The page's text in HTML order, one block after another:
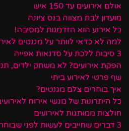
אולם אירועים עד 150 איש
מועדון לבת מצווה בנס ציונה
כל אירוע הוא הזדמנות למסיבה!
למה לא כדאי לוותר על מגנטים
3 סיבות ללכת על סדנאות אפייה
הפקת אירועים? לא משחק ילדים,
שף פרטי לאירוע ביתי
איך בוחרים צלם מגנטים?
כל היתרונות של מגשי אירוח
חולצות ממותגות לאירועים
3 דברים שחייבים לעשות לפני שבוחרים מועדון לאירועים קטנים